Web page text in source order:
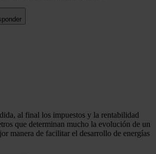
al final los impuestos y la rentabilidad
que determinan mucho la evolución de un
manera de facilitar el desarrollo de energías